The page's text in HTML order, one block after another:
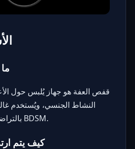
قفص العفة هو جهاز يُلبس حول
النشاط الجنسي، ويُستخدم
بالتراضي أو في ممارسات BDSM.
كيف يتم